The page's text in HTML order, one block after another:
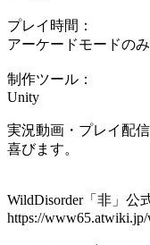
プレイ時間：
アーケードモードの
制作ツール：
Unity
実況動画・プレイ配
喜びます。
WildDisorder「非」公
https://